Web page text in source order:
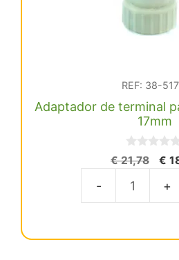
REF: 38-
Adaptador de terminal
17mm
0
d
5
€21,78
El
€